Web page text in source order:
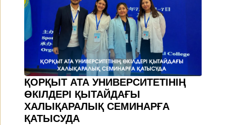
ҚОРҚЫТ АТА УНИВЕРСИТЕТІНІҢ
ӨКІЛДЕРІ ҚЫТАЙДАҒЫ
ХАЛЫҚАРАЛЫҚ СЕМИНАРҒА
ҚАТЫСУДА